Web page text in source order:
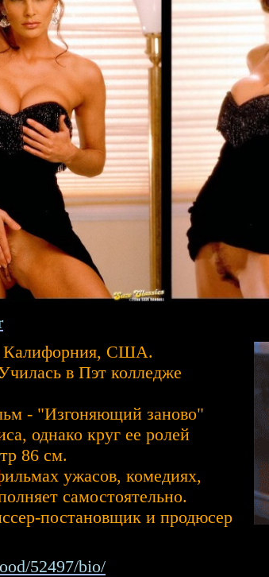
Калифорния, США.
в Пэт колледже
- "Изгоняющий заново"
однако круг ее ролей
86 см.
ужасов, комедиях,
самостоятельно.
постановщик и продюсер
52497/bio/